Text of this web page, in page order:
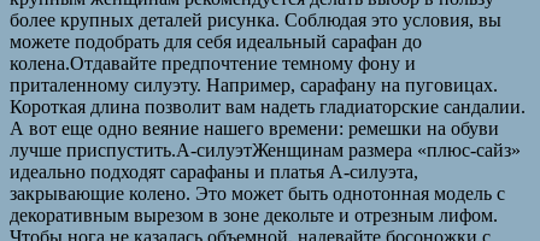
более крупных деталей рисунка. Соблюдая это условия, вы
можете подобрать для себя идеальный сарафан до
колена.Отдавайте предпочтение темному фону и
приталенному силуэту. Например, сарафану на пуговицах.
Короткая длина позволит вам надеть гладиаторские сандалии.
А вот еще одно веяние нашего времени: ремешки на обуви
лучше приспустить.А-силуэтЖенщинам размера «плюс-сайз»
идеально подходят сарафаны и платья А-силуэта,
закрывающие колено. Это может быть однотонная модель с
декоративным вырезом в зоне декольте и отрезным лифом.
Чтобы нога не казалась объемной, надевайте босоножки с